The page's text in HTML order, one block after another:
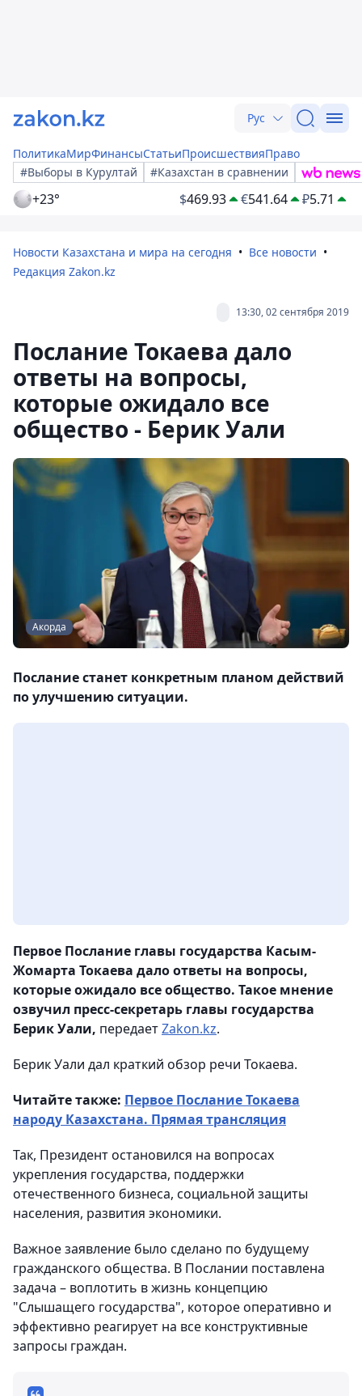
Рус
ПолитикаМирФинансыСтатьиПроисшествияПраво
#Выборы в Курултай
#Казахстан в сравнении
+23° $469.93 €541.64 ₽5.71
Новости Казахстана и мира на сегодня
Все новости
Редакция Zakon.kz
13:30, 02 сентября 2019
Послание Токаева дало
ответы на вопросы,
которые ожидало все
общество - Берик Уали
Акорда
Послание станет конкретным планом действий
по улучшению ситуации.
Первое Послание главы государства Касым-
Жомарта Токаева дало ответы на вопросы,
которые ожидало все общество. Такое мнение
озвучил пресс-секретарь главы государства
Берик Уали, передаетZakon.kz.
Берик Уали дал краткий обзор речи Токаева.
Читайте также: Первое Послание Токаева
народу Казахстана. Прямая трансляция
Так, Президент остановился на вопросах
укрепления государства, поддержки
отечественного бизнеса, социальной защиты
населения, развития экономики.
Важное заявление было сделано по будущему
гражданского общества. В Послании поставлена
задача – воплотить в жизнь концепцию
"Слышащего государства", которое оперативно и
эффективно реагирует на все конструктивные
запросы граждан.